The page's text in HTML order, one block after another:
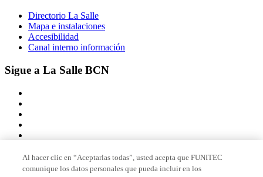
Directorio La Salle
Mapa e instalaciones
Accesibilidad
Canal interno información
Sigue a La Salle BCN
Al hacer clic en “Aceptarlas todas”, usted acepta que FUNITEC
comunique los datos personales que pueda incluir en los